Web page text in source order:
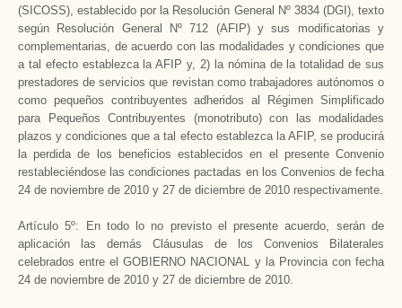
(SICOSS), establecido por la Resolución General Nº 3834 (DGI), texto
según Resolución General Nº 712 (AFIP) y sus modificatorias y
complementarias, de acuerdo con las modalidades y condiciones que
a tal efecto establezca la AFIP y, 2) la nómina de la totalidad de sus
prestadores de servicios que revistan como trabajadores autónomos o
como pequeños contribuyentes adheridos al Régimen Simplificado
para Pequeños Contribuyentes (monotributo) con las modalidades
plazos y condiciones que a tal efecto establezca la AFIP, se producirá
la perdida de los beneficios establecidos en el presente Convenio
restableciéndose las condiciones pactadas en los Convenios de fecha
24 de noviembre de 2010 y 27 de diciembre de 2010 respectivamente.
Artículo 5º: En todo lo no previsto el presente acuerdo, serán de
aplicación las demás Cláusulas de los Convenios Bilaterales
celebrados entre el GOBIERNO NACIONAL y la Provincia con fecha
24 de noviembre de 2010 y 27 de diciembre de 2010.